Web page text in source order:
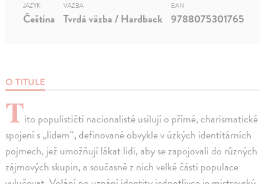
O TITULE
Tito populističtí nacionalisté usilují o přímé, charismatické
spojení s „lidem“, definované obvykle v úzkých identitárních
pojmech, jež umožňují lákat lidi, aby se zapojovali do různých
zájmových skupin, a současně z nich velké části populace
JAZYK
Čeština
VÄZBA
Tvrdá väzba / Hardback
EAN
9788075301765